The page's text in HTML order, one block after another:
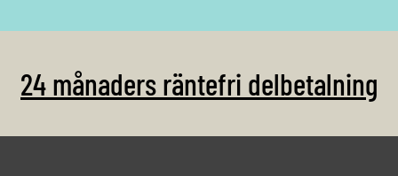
24 månaders räntefri delbetalning